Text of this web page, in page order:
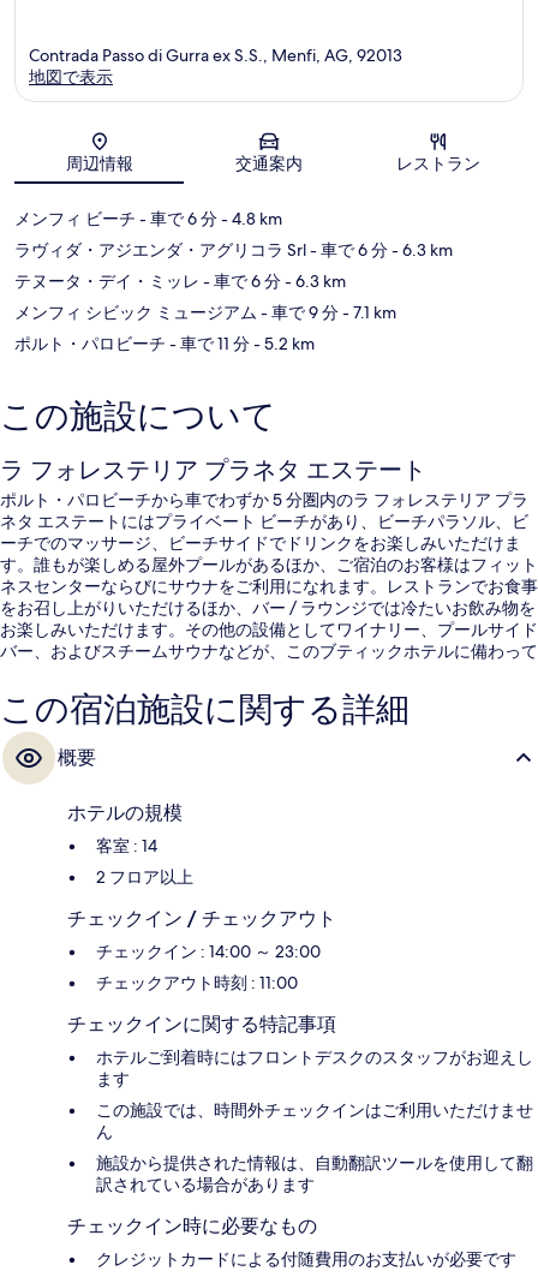
地図
Contrada Passo di Gurra ex S.S., Menfi, AG, 92013
地図で表示
周辺情報 交通案内 レストラン
メンフィ ビーチ - 車で 6 分- 4.8 km
ラヴィダ・アジエンダ・アグリコラ Srl- 車で 6 分- 6.3 km
テヌータ・デイ・ミッレ - 車で 6 分- 6.3 km
メンフィ シビック ミュージアム - 車で 9 分- 7.1 km
ポルト・パロビーチ - 車で 11 分- 5.2 km
この施設について
ラ フォレステリア プラネタ エステート
ポルト・パロビーチから車でわずか 5 分圏内のラ フォレステリア プラ
ネタ エステートにはプライベート ビーチがあり、ビーチパラソル、ビ
ーチでのマッサージ、ビーチサイドでドリンクをお楽しみいただけま
す。誰もが楽しめる屋外プールがあるほか、ご宿泊のお客様はフィット
ネスセンターならびにサウナをご利用になれます。レストランでお食事
をお召し上がりいただけるほか、バー / ラウンジでは冷たいお飲み物を
お楽しみいただけます。その他の設備としてワイナリー、プールサイド
バー、およびスチームサウナなどが、このブティックホテルに備わって
この宿泊施設に関する詳細
概要
ホテルの規模
客室 : 14
2 フロア以上
チェックイン / チェックアウト
チェックイン : 14:00 ～ 23:00
チェックアウト時刻 : 11:00
チェックインに関する特記事項
ホテルご到着時にはフロントデスクのスタッフがお迎えし
ます
この施設では、時間外チェックインはご利用いただけませ
ん
施設から提供された情報は、自動翻訳ツールを使用して翻
訳されている場合があります
チェックイン時に必要なもの
クレジットカードによる付随費用のお支払いが必要です